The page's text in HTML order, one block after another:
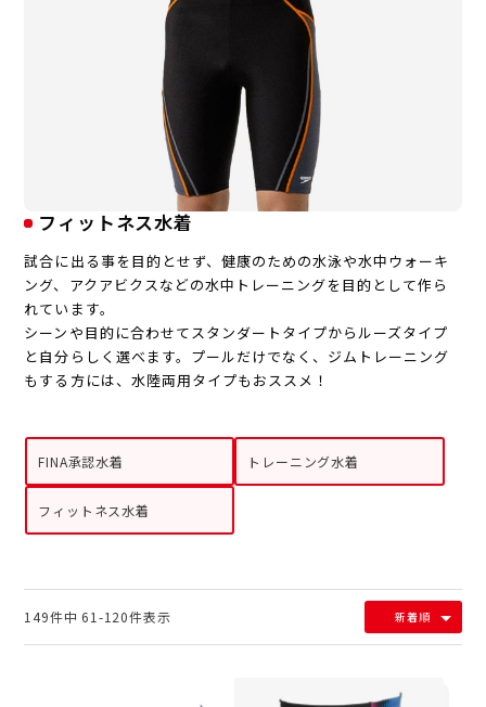
フィットネス水着
試合に出る事を目的とせず、健康のための水泳や水中ウォーキ
ング、アクアビクスなどの水中トレーニングを目的として作ら
れています。
シーンや目的に合わせてスタンダートタイプからルーズタイプ
と自分らしく選べます。プールだけでなく、ジムトレーニング
もする方には、水陸両用タイプもおススメ！
FINA承認水着 トレーニング水着
フィットネス水着
新着順
149件中 61 -120件表示